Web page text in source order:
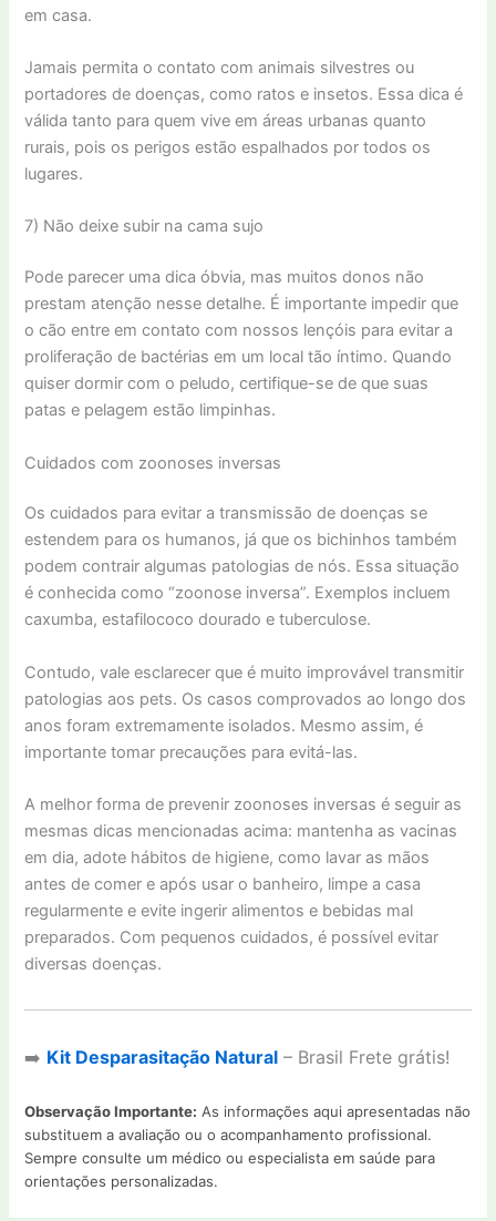
em casa.
Jamais permita o contato com animais silvestres ou
portadores de doenças, como ratos e insetos. Essa dica é
válida tanto para quem vive em áreas urbanas quanto
rurais, pois os perigos estão espalhados por todos os
lugares.
7) Não deixe subir na cama sujo
Pode parecer uma dica óbvia, mas muitos donos não
prestam atenção nesse detalhe. É importante impedir que
o cão entre em contato com nossos lençóis para evitar a
proliferação de bactérias em um local tão íntimo. Quando
quiser dormir com o peludo, certifique-se de que suas
patas e pelagem estão limpinhas.
Cuidados com zoonoses inversas
Os cuidados para evitar a transmissão de doenças se
estendem para os humanos, já que os bichinhos também
podem contrair algumas patologias de nós. Essa situação
é conhecida como “zoonose inversa”. Exemplos incluem
caxumba, estafilococo dourado e tuberculose.
Contudo, vale esclarecer que é muito improvável transmitir
patologias aos pets. Os casos comprovados ao longo dos
anos foram extremamente isolados. Mesmo assim, é
importante tomar precauções para evitá-las.
A melhor forma de prevenir zoonoses inversas é seguir as
mesmas dicas mencionadas acima: mantenha as vacinas
em dia, adote hábitos de higiene, como lavar as mãos
antes de comer e após usar o banheiro, limpe a casa
regularmente e evite ingerir alimentos e bebidas mal
preparados. Com pequenos cuidados, é possível evitar
diversas doenças.
➡️ Kit Desparasitação Natural – Brasil Frete grátis!
Observação Importante: As informações aqui apresentadas não
substituem a avaliação ou o acompanhamento profissional.
Sempre consulte um médico ou especialista em saúde para
orientações personalizadas.